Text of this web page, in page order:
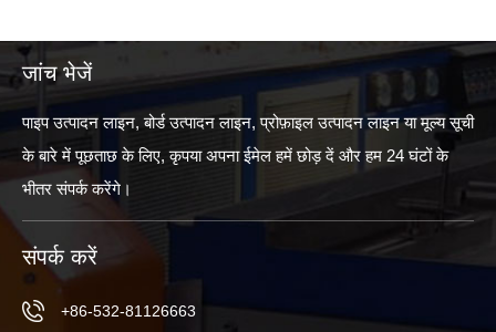
जांच भेजें
पाइप उत्पादन लाइन, बोर्ड उत्पादन लाइन, प्रोफ़ाइल उत्पादन लाइन या मूल्य सूची
के बारे में पूछताछ के लिए, कृपया अपना ईमेल हमें छोड़ दें और हम 24 घंटों के
भीतर संपर्क करेंगे।
संपर्क करें
+86-532-81126663